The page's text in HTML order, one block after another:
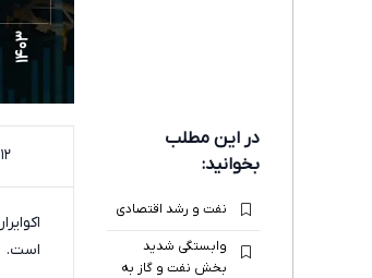
در این مطلب
بخوانید:
نفت و رشد اقتصادی
وابستگی شدید
بخش نفت و گاز به
۱۲ فروردین ۱۴۰۴ - ۲۲:۰۰
است.